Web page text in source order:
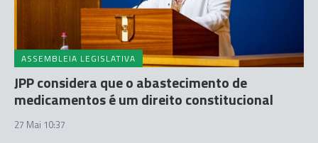
ASSEMBLEIA LEGISLATIVA
JPP considera que o abastecimento de
medicamentos é um direito constitucional
27 Mai 10:37